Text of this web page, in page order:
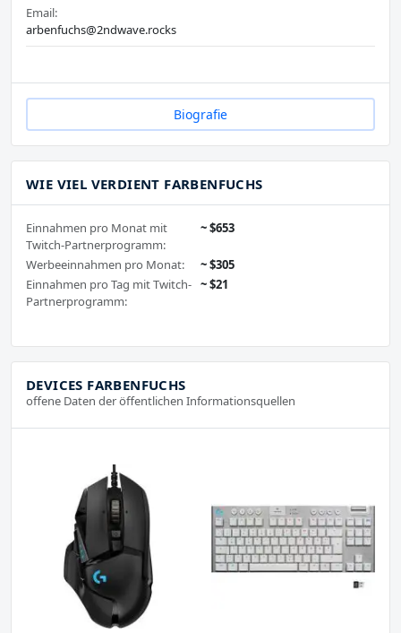
Email:
arbenfuchs@2ndwave.rocks
Biografie
WIE VIEL VERDIENT FARBENFUCHS
Einnahmen pro Monat mit
Twitch-Partnerprogramm:
~ $653
Werbeeinnahmen pro Monat:
~ $305
Einnahmen pro Tag mit Twitch-
Partnerprogramm:
~ $21
DEVICES FARBENFUCHS
offene Daten der öffentlichen Informationsquellen